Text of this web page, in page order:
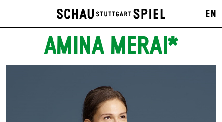
EN
AMINA MERAI*